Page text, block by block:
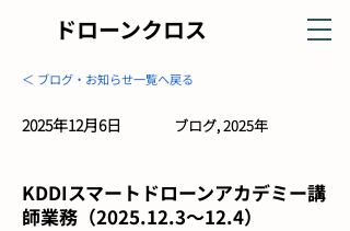
ドローンクロス
＜ ブログ・お知らせ一覧へ戻る
2025年12月6日 ブログ, 2025年
KDDIスマートドローンアカデミー講
師業務（2025.12.3～12.4）